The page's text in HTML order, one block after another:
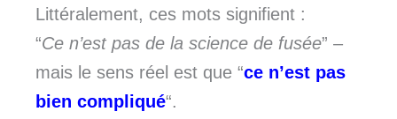
Littéralement, ces mots signifient :
“Ce n’est pas de la science de fusée” –
mais le sens réel est que “ce n’est pas
bien compliqué“.